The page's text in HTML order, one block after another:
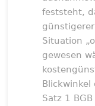
feststeht,
Situation
gewesen
Blickwinkel
Satz 1